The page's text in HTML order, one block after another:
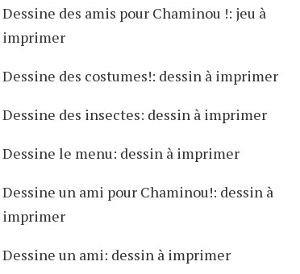
Dessine des amis pour Chaminou !: jeu à
imprimer
Dessine des costumes!: dessin à imprimer
Dessine des insectes: dessin à imprimer
Dessine le menu: dessin à imprimer
Dessine un ami pour Chaminou!: dessin à
imprimer
Dessine un ami: dessin à imprimer